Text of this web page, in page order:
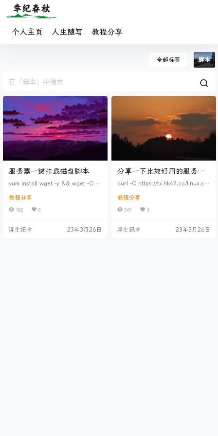
个人主页 人生随写 教程分享
全部标签 脚本
服务器一键挂载磁盘脚本
yum install wget -y && wget -O a
uto_disk.sh && bash auto_disk.sh
默认挂载到/www/wwwroot 可以修
教程分享
182 0
浮生纪幸 23年3月26日
分享一下比较好用的服务器
脚本
curl -O https://tx.hk47.cc/linux.sh
nux.sh 功能挺多的，测试、BBR安
装都有
教程分享
349 0
浮生纪幸 23年3月26日